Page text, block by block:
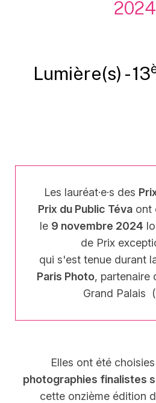
2024
Lumière(s) -13
Les lauréat·e·s des
Prix du Public Tévaont
le 9 novembre 2024
de Prix
qui s'est tenue durant
Paris Photo, partenaire
Grand Palais
Elles ont été
photographies finalistes
cette onzième édition